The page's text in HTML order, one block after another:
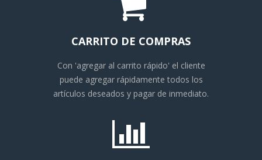
CARRITO DE COMPRAS
Con 'agregar al carrito rápido' el cliente
puede agregar rápidamente todos los
artículos deseados y pagar de inmediato.